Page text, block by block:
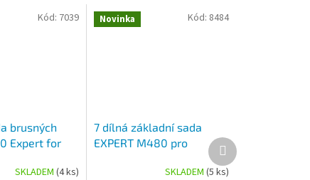
brusných
Expert for
SKLADEM(4 ks)
Kód: 7039 Novinka
7 dílná základní sada
EXPERT M480 pro
excentrické brusky 125
SKLADEM (5 ks)
Kód: 8484
Další
produkt